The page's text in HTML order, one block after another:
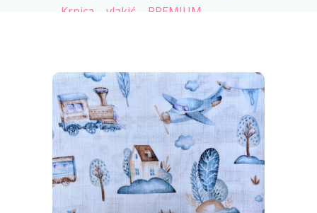
Krpica – vlakić – PREMIUM